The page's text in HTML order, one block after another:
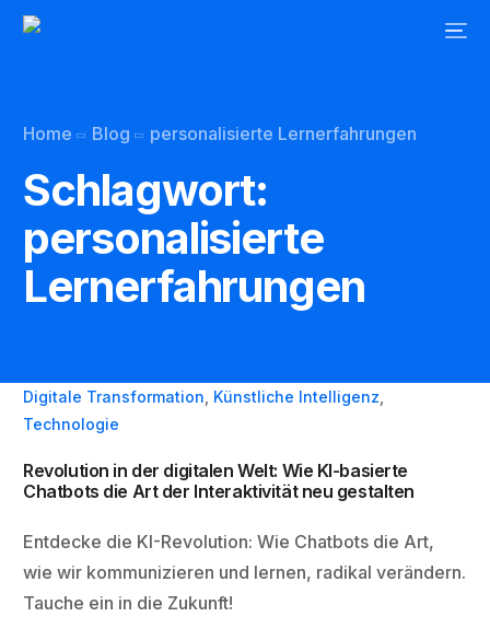
Home Blog personalisierte Lernerfahrungen
Schlagwort:
personalisierte
Lernerfahrungen
Digitale Transformation Künstliche Intelligenz
Technologie
Revolution in der digitalen Welt: Wie KI-basierte
Chatbots die Art der Interaktivität neu gestalten
Entdecke die KI-Revolution: Wie Chatbots die Art,
wie wir kommunizieren und lernen, radikal verändern.
Tauche ein in die Zukunft!